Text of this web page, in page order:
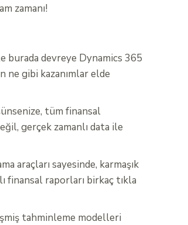
zamanı!
burada devreye Dynamics 365
ne gibi kazanımlar elde
tüm finansal
gerçek zamanlı data ile
araçları sayesinde, karmaşık
finansal raporları birkaç tıkla
tahminleme modelleri